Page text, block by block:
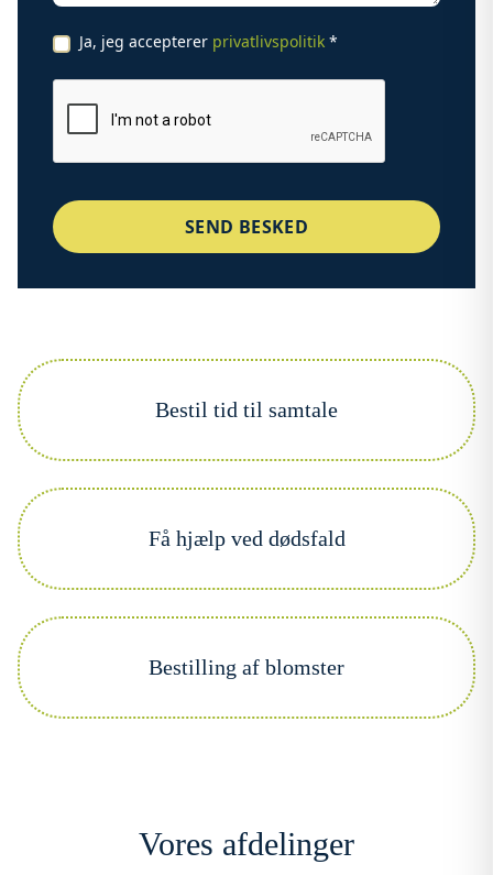
Ja, jeg accepterer privatlivspolitik *
SEND BESKED
Bestil tid til samtale
Få hjælp ved dødsfald
Bestilling af blomster
Vores afdelinger